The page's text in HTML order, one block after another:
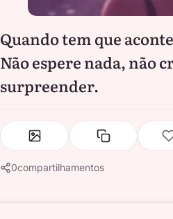
Quando tem que
Não espere nada, não
surpreender.
0compartilhamentos